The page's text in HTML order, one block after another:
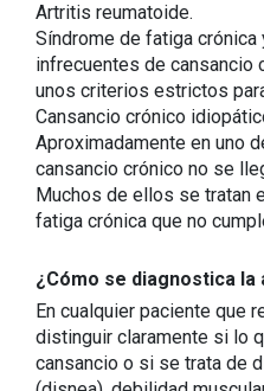
Artritis reumatoide.
Síndrome de fatiga
infrecuentes de cansancio
unos criterios estrictos
Cansancio crónico
Aproximadamente en uno
cansancio crónico no se
Muchos de ellos se tratan
fatiga crónica que no
¿Cómo se diagnostica la
En cualquier paciente que
distinguir claramente si lo
cansancio o si se trata de